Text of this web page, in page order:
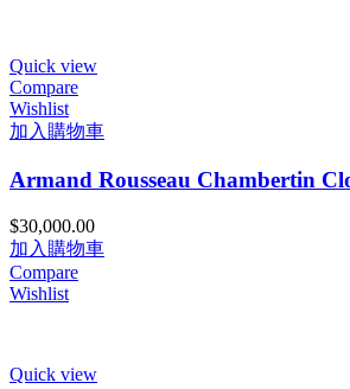
Quick view
Compare
Wishlist
加入購物車
Armand Rousseau Chambertin
$30,000.00
加入購物車
Compare
Wishlist
Quick view